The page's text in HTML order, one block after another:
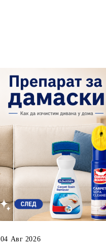
04 Авг 2026